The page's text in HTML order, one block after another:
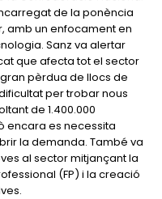
de la ponència
amb un enfocament en
Sanz va alertar
que afecta tot el sector
pèrdua de llocs de
per trobar nous
de 1.400.000
encara es necessita
la demanda. També va
al sector mitjançant la
(FP) i la creació